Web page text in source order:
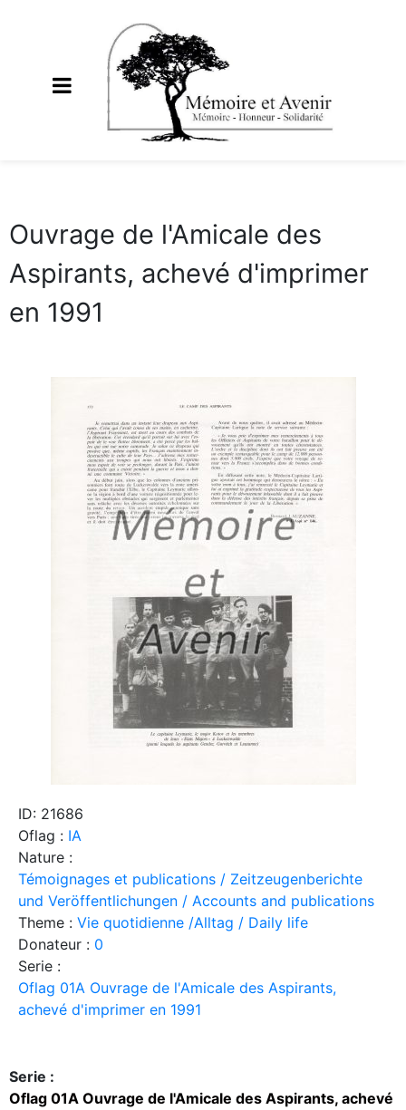
Ouvrage de l'Amicale des
Aspirants, achevé d'imprimer
en 1991
ID: 21686
Oflag : IA
Nature :
Témoignages et publications / Zeitzeugenberichte
und Veröffentlichungen / Accounts and publications
Theme : Vie quotidienne /Alltag / Daily life
Donateur : 0
Serie :
Oflag 01A Ouvrage de l'Amicale des Aspirants,
achevé d'imprimer en 1991
Serie :
Oflag 01A Ouvrage de l'Amicale des Aspirants, achevé